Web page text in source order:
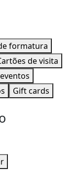
formatura
de visita
Gift cards